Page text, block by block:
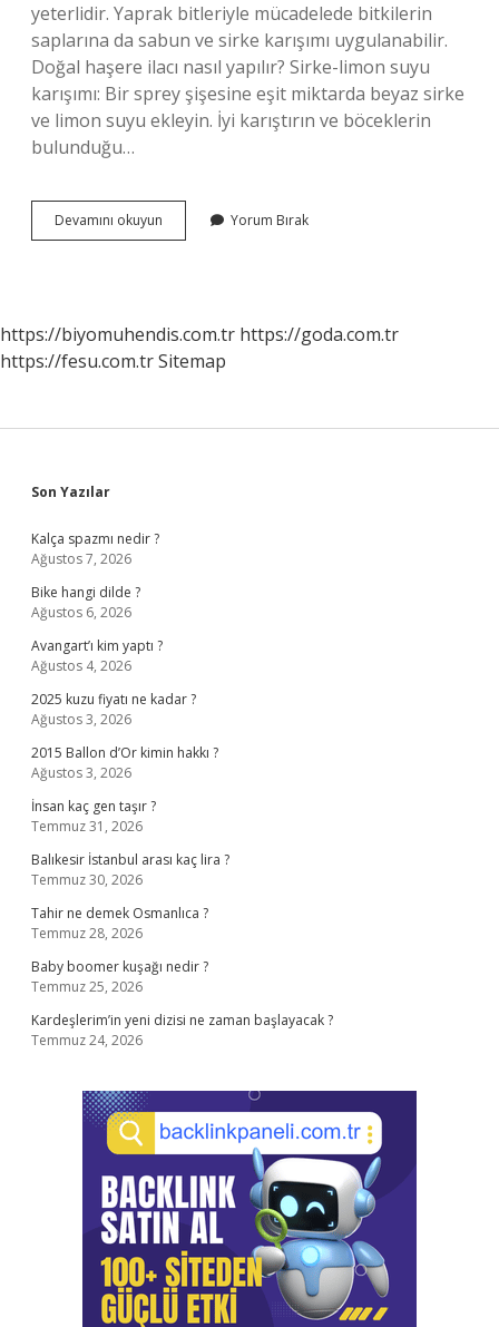
yeterlidir. Yaprak bitleriyle mücadelede bitkilerin
saplarına da sabun ve sirke karışımı uygulanabilir.
Doğal haşere ilacı nasıl yapılır? Sirke-limon suyu
karışımı: Bir sprey şişesine eşit miktarda beyaz sirke
ve limon suyu ekleyin. İyi karıştırın ve böceklerin
bulunduğu…
Devamını okuyun Bitkilerdeki
Böcekleri
Yorum Bırak
https://biyomuhendis.com.tr https://goda.com.tr
https://fesu.com.trSitemap
Sidebar
Son Yazılar
Kalça spazmı nedir ?
Ağustos 7, 2026
Bike hangi dilde ?
Ağustos 6, 2026
Avangart’ı kim yaptı ?
Ağustos 4, 2026
2025 kuzu fiyatı ne kadar ?
Ağustos 3, 2026
2015 Ballon d’Or kimin hakkı ?
Ağustos 3, 2026
İnsan kaç gen taşır ?
Temmuz 31, 2026
Balıkesir İstanbul arası kaç lira ?
Temmuz 30, 2026
Tahir ne demek Osmanlıca ?
Temmuz 28, 2026
Baby boomer kuşağı nedir ?
Temmuz 25, 2026
Kardeşlerim’in yeni dizisi ne zaman başlayacak ?
Temmuz 24, 2026